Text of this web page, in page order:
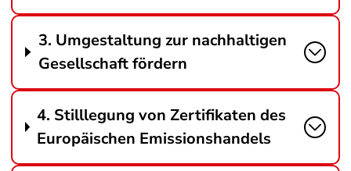
3. Umgestaltung zur nachhaltigen
Gesellschaft fördern
4. Stilllegung von Zertifikaten des
Europäischen Emissionshandels